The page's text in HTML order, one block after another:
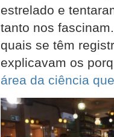
estrelado e
tanto nos
quais se têm
explicavam os
área da ciência